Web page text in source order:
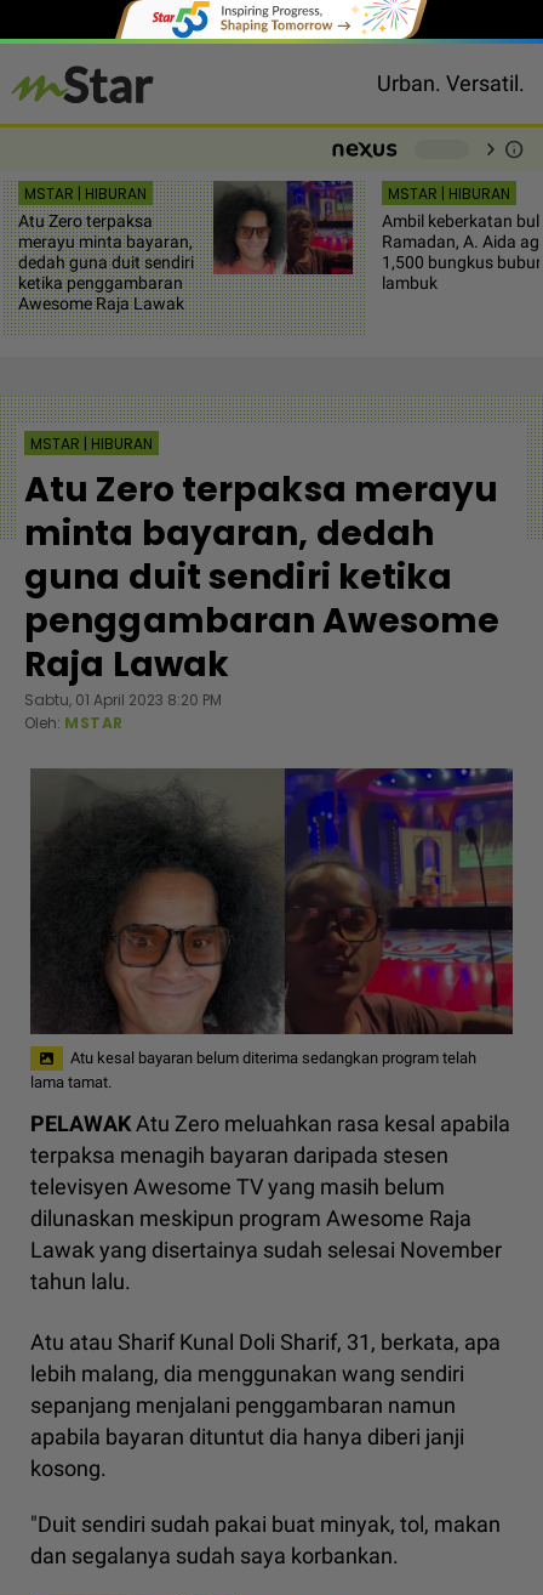
Urban. Versatil.
chevron_right info
MSTAR | HIBURAN
Atu Zero terpaksa
merayu minta bayaran,
dedah guna duit sendiri
ketika penggambaran
Awesome Raja Lawak
MSTAR | HIBURAN
Ambil keberkatan
Ramadan, A. Aida
1,500 bungkus bubur
lambuk
MSTAR | HIBURAN
Atu Zero terpaksa merayu
minta bayaran, dedah
guna duit sendiri ketika
penggambaran Awesome
Raja Lawak
Sabtu, 01 April 2023 8:20 PM
Oleh: MSTAR
Atu kesal bayaran belum diterima sedangkan program telah
lama tamat.
PELAWAK Atu Zero meluahkan rasa kesal apabila
terpaksa menagih bayaran daripada stesen
televisyen Awesome TV yang masih belum
dilunaskan meskipun program Awesome Raja
Lawak yang disertainya sudah selesai November
tahun lalu.
Atu atau Sharif Kunal Doli Sharif, 31, berkata, apa
lebih malang, dia menggunakan wang sendiri
sepanjang menjalani penggambaran namun
apabila bayaran dituntut dia hanya diberi janji
kosong.
"Duit sendiri sudah pakai buat minyak, tol, makan
dan segalanya sudah saya korbankan.